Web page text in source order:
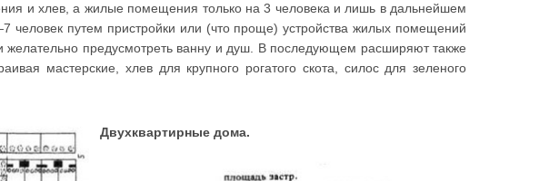
и хлев, а жилые помещения только на 3 человека и лишь в дальнейшем
человек путем пристройки или (что проще) устройства жилых помещений
предусмотреть ванну и душ. В последующем расширяют также
мастерские, хлев для крупного рогатого скота, силос для зеленого
Двухквартирные дома.